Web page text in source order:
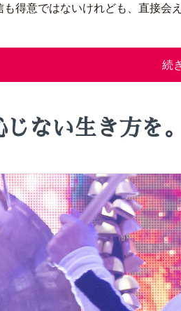
も得意ではないけれども、直接会
続
じない生き方を。